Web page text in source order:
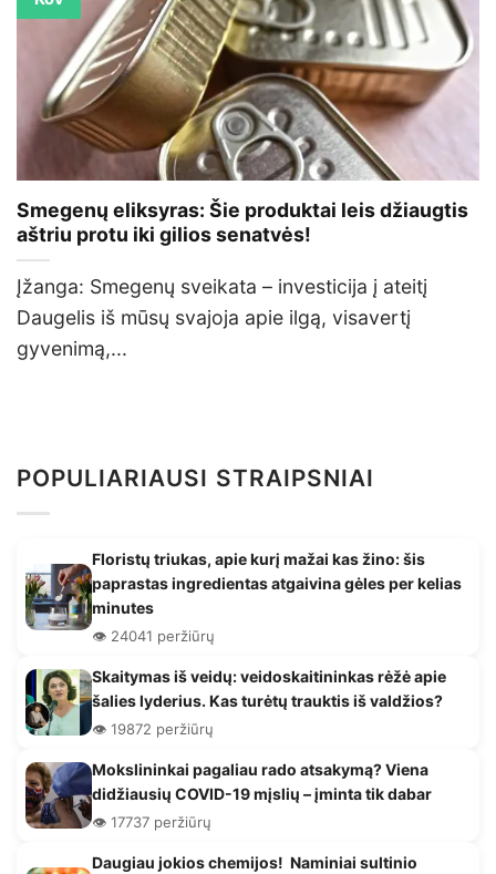
Smegenų eliksyras: Šie produktai leis džiaugtis
aštriu protu iki gilios senatvės!
Įžanga: Smegenų sveikata – investicija į ateitį
Daugelis iš mūsų svajoja apie ilgą, visavertį
gyvenimą,...
POPULIARIAUSI STRAIPSNIAI
Floristų triukas, apie kurį mažai kas žino: šis
paprastas ingredientas atgaivina gėles per kelias
minutes
👁️ 24041 peržiūrų
Skaitymas iš veidų: veidoskaitininkas rėžė apie
šalies lyderius. Kas turėtų trauktis iš valdžios?
👁️ 19872 peržiūrų
Mokslininkai pagaliau rado atsakymą? Viena
didžiausių COVID-19 mįslių – įminta tik dabar
👁️ 17737 peržiūrų
Daugiau jokios chemijos! Naminiai sultinio